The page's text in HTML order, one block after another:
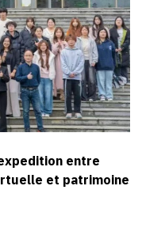
entre
et patrimoine